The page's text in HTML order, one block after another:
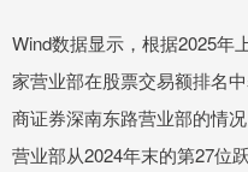
Wind数据显示，根据2025年
家营业部在股票交易额排名
商证券深南东路营业部的情
营业部从2024年末的第27位